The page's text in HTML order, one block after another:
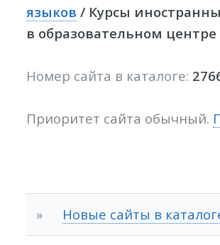
языков / Курсы
в образовательном
Номер сайта в каталоге:
Приоритет сайта обычный.
» Новые сайты в